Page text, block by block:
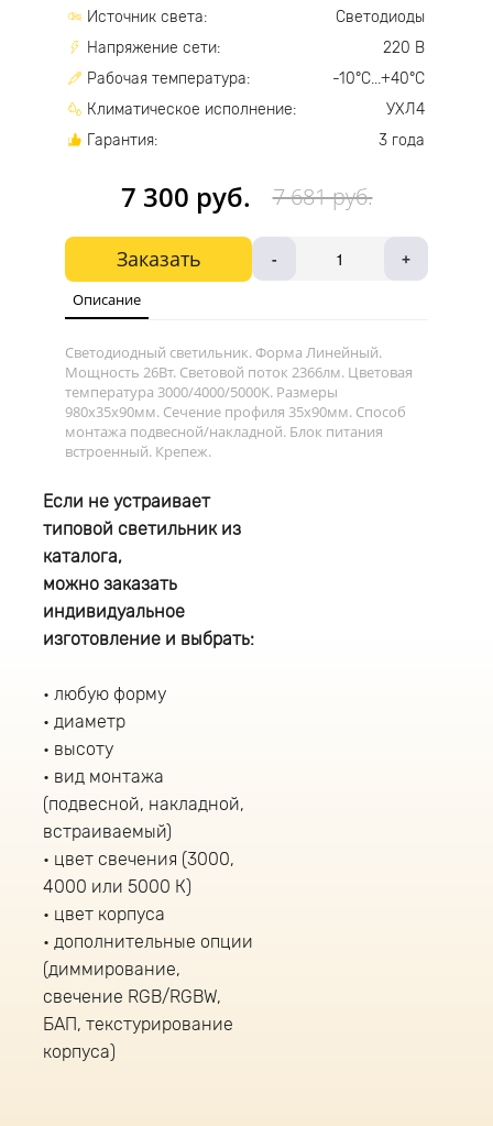
7 300 руб. 7 681 руб.
Заказать - +
Источник света:
Светодиоды
Напряжение сети:
220 В
Рабочая температура:
-10°С...+40°С
Климатическое исполнение:
УХЛ4
Гарантия:
3 года
Описание
Светодиодный светильник. Форма Линейный.
Мощность 26Вт. Световой поток 2366лм. Цветовая
температура 3000/4000/5000K. Размеры
980х35x90мм. Сечение профиля 35x90мм. Способ
монтажа подвесной/накладной. Блок питания
встроенный. Крепеж.
Если не устраивает
типовой светильник из
каталога,
можно заказать
индивидуальное
изготовление и выбрать:
любую форму
диаметр
высоту
вид монтажа
(подвесной, накладной,
встраиваемый)
цвет свечения (3000,
4000 или 5000 К)
цвет корпуса
дополнительные опции
(диммирование,
свечение RGB/RGBW,
БАП, текстурирование
корпуса)